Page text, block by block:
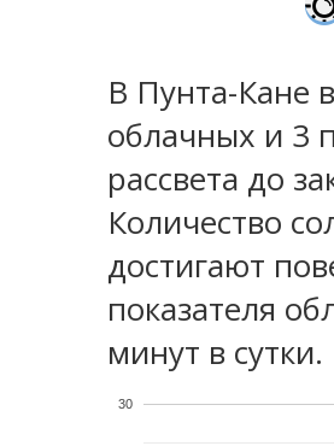
В Пунта-Кане
облачных и 3
рассвета до
Количество
достигают
показателя
минут в сутки.
30